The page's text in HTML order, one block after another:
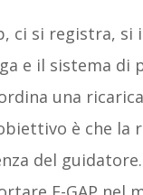
ci si registra, si
e il sistema di
una
è che la
del